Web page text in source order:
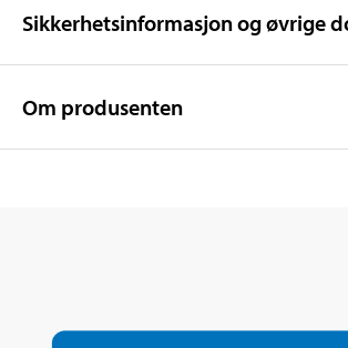
Sikkerhetsinformasjon og øvrige
Om produsenten